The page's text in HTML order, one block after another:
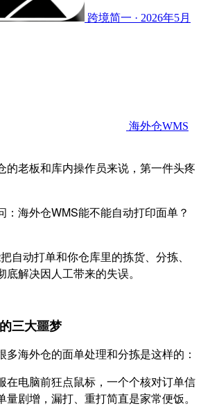
跨境简一 · 2026年5月
海外仓WMS
的老板和库内操作员来说，第一件头疼
：海外仓WMS能不能自动打印面单？​
自动打单和你仓库里的拣货、分拣、
解决因人工带来的失误。
三大噩梦
海外仓的面单处理和分拣是这样的：
在电脑前狂点鼠标，一个个核对订单信
剧增，漏打、重打简直是家常便饭。